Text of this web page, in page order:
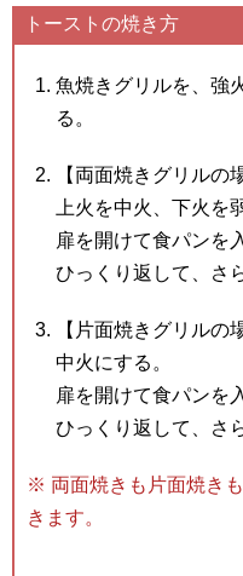
トーストの焼き方
魚焼きグリルを、強
る。
【両面焼きグリルの
上火を中火、下火を
扉を開けて食パンを
ひっくり返して、さ
【片面焼きグリルの
中火にする。
扉を開けて食パンを
ひっくり返して、さ
※ 両面焼きも片面焼き
きます。